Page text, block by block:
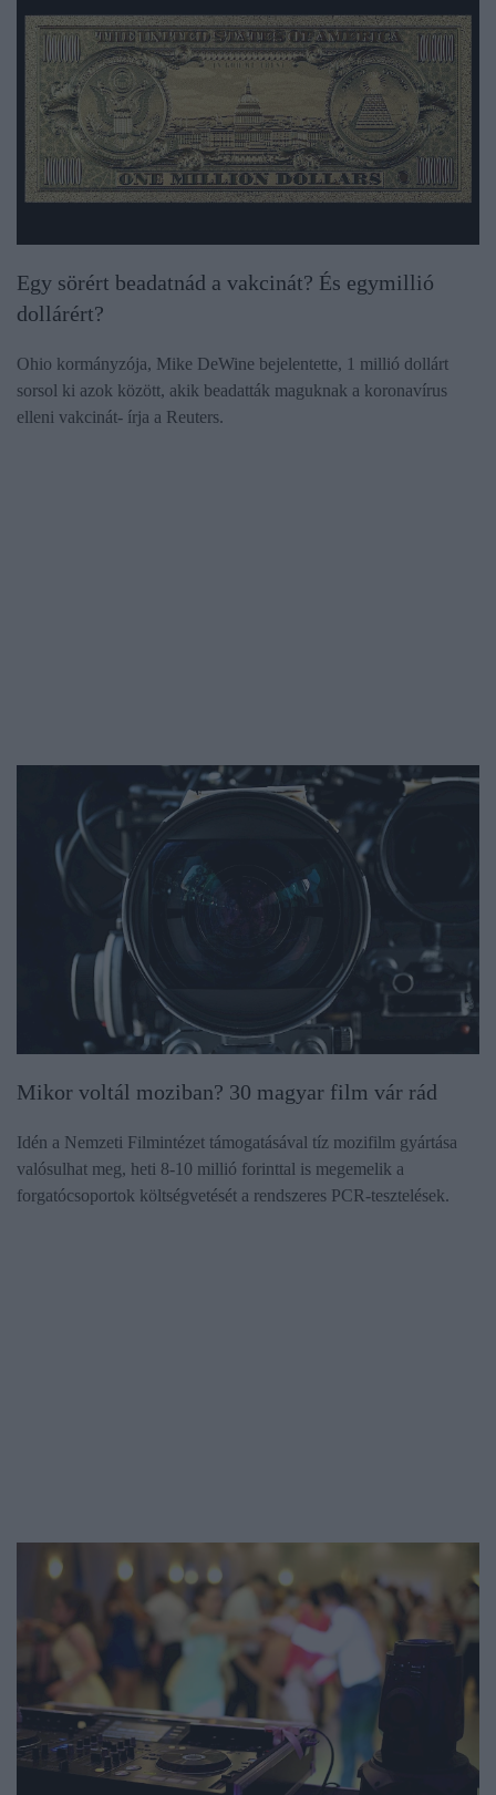
Egy sörért beadatnád a vakcinát? És egymillió
dollárért?
Ohio kormányzója, Mike DeWine bejelentette, 1 millió dollárt
sorsol ki azok között, akik beadatták maguknak a koronavírus
elleni vakcinát- írja a Reuters.
Mikor voltál moziban? 30 magyar film vár rád
Idén a Nemzeti Filmintézet támogatásával tíz mozifilm gyártása
valósulhat meg, heti 8-10 millió forinttal is megemelik a
forgatócsoportok költségvetését a rendszeres PCR-tesztelések.